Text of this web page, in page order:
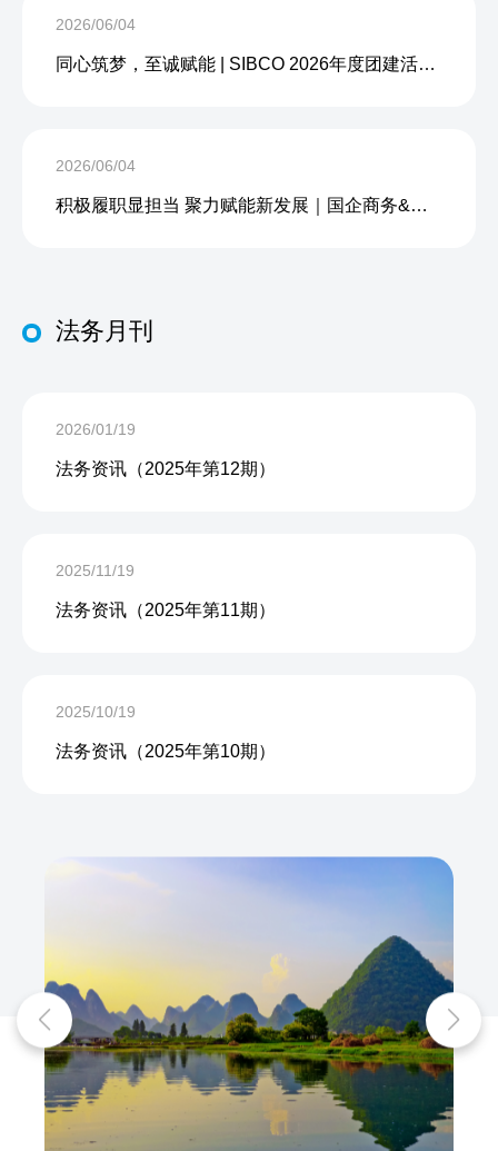
2026/06/04
同心筑梦，至诚赋能 | SIBCO 2026年度团建活动圆满收官
2026/06/04
积极履职显担当 聚力赋能新发展｜国企商务&中企人力出席上海现代服务业联合会第五届会员大会第三次会议暨2026服务业高质量发展大会
法务月刊
2026/01/19
法务资讯（2025年第12期）
2025/11/19
法务资讯（2025年第11期）
2025/10/19
法务资讯（2025年第10期）